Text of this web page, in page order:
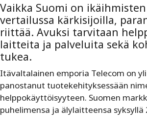
Vaikka Suomi on
vertailussa kärkisijoilla,
riittää. Avuksi tarvitaan
laitteita ja palveluita sekä
tukea.
Itävaltalainen emporia Telecom on
panostanut tuotekehityksessään
helppokäyttöisyyteen. Suomen
puhelimensa ja älylaitteensa syksyllä